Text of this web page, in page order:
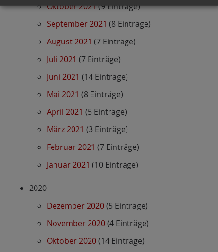
Oktober 2021(9 Einträge)
September 2021 (8 Einträge)
August 2021 (7 Einträge)
Juli 2021 (7 Einträge)
Juni 2021 (14 Einträge)
Mai 2021 (8 Einträge)
April 2021 (5 Einträge)
März 2021 (3 Einträge)
Februar 2021 (7 Einträge)
Januar 2021 (10 Einträge)
2020
Dezember 2020(5 Einträge)
November 2020(4 Einträge)
Oktober 2020(14 Einträge)